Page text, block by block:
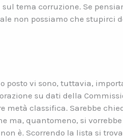
tema corruzione. Se
non possiamo che stupirci
posto vi sono, tuttavia,
su dati della
classifica. Sarebbe
ma, quantomeno, si
è. Scorrendo la lista si